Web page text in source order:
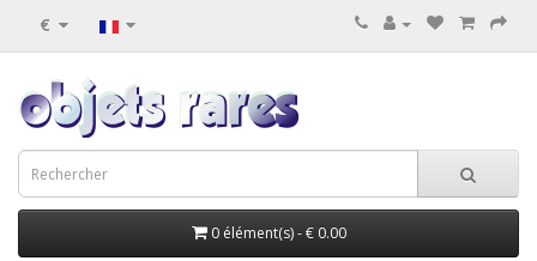
€
0 élément(s) - € 0.00